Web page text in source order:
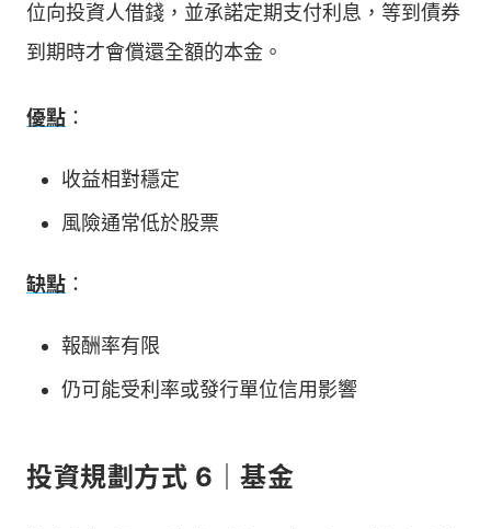
位向投資人借錢，並承諾定期支付利息，等到債券
到期時才會償還全額的本金。
優點 ：
收益相對穩定
風險通常低於股票
缺點 ：
報酬率有限
仍可能受利率或發行單位信用影響
投資規劃方式 6｜基金